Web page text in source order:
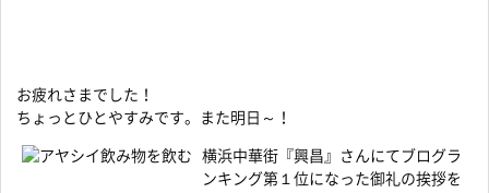
お疲れさまでした！
ちょっとひとやすみです。また明日～！
横浜中華街『興昌』さんにてブログラ
ンキング第１位になった御礼の挨拶を